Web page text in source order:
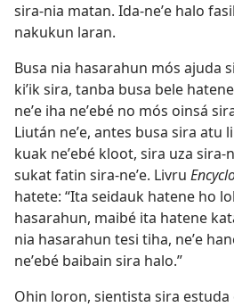
sira-nia matan. Ida-neʼe halo
nakukun laran.
Busa nia hasarahun mós ajuda
kiʼik sira, tanba busa bele
neʼe iha neʼebé no mós oinsá
Liután neʼe, antes busa sira
kuak neʼebé kloot, sira uza
sukat fatin sira-neʼe. Livru
hatete: “Ita seidauk hatene ho
hasarahun, maibé ita hatene
nia hasarahun tesi tiha, neʼe
neʼebé baibain sira halo.”
Ohin loron, sientista sira